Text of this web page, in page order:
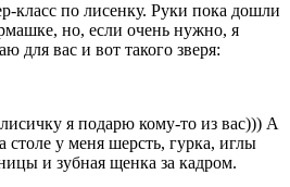
класс по лисенку. Руки пока дошли
но, если очень нужно, я
для вас и вот такого зверя:
я подарю кому-то из вас))) А
столе у меня шерсть, гурка, иглы
и зубная щенка за кадром.